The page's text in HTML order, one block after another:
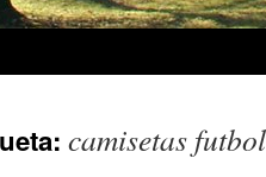
camisetas